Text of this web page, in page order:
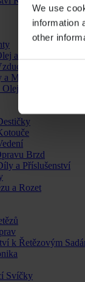
We use
information
other
a Filtr)
Filtrů
Maziva
Kapaliny a
Brzd
a Příslušenství
a Rozet
k Řetězovým
Svíčky